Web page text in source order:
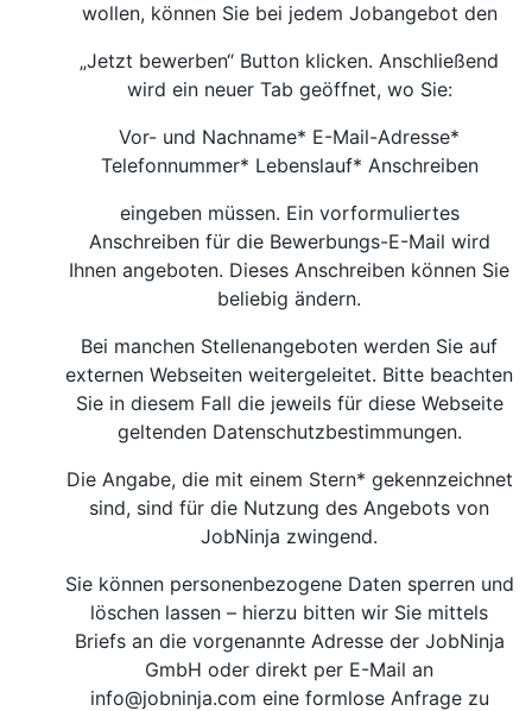
wollen, können Sie bei jedem Jobangebot den
„Jetzt bewerben“ Button klicken. Anschließend
wird ein neuer Tab geöffnet, wo Sie:
Vor- und Nachname* E-Mail-Adresse*
Telefonnummer* Lebenslauf* Anschreiben
eingeben müssen. Ein vorformuliertes
Anschreiben für die Bewerbungs-E-Mail wird
Ihnen angeboten. Dieses Anschreiben können Sie
beliebig ändern.
Bei manchen Stellenangeboten werden Sie auf
externen Webseiten weitergeleitet. Bitte beachten
Sie in diesem Fall die jeweils für diese Webseite
geltenden Datenschutzbestimmungen.
Die Angabe, die mit einem Stern* gekennzeichnet
sind, sind für die Nutzung des Angebots von
JobNinja zwingend.
Sie können personenbezogene Daten sperren und
löschen lassen – hierzu bitten wir Sie mittels
Briefs an die vorgenannte Adresse der JobNinja
GmbH oder direkt per E-Mail an
info@jobninja.com eine formlose Anfrage zu